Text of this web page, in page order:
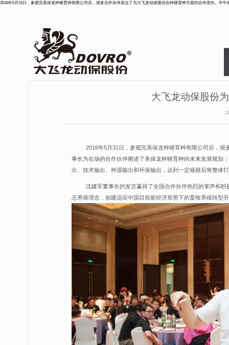
2016年5月31日，参观完美保龙种猪育种有限公司后，很多合作伙伴表达了与大飞龙动保股份在种猪育种方面的合作意向。中午
大飞龙动保股份
2016年5月31日，参观完美保龙种猪育种有限公司后，
事长为在场的合作伙伴阐述了美保龙种猪育种的未来发展规划
出、技术输出、种源输出和环保输出，达到一定规模后将整体
沈建军董事长的发言赢得了全国合作伙伴热烈的掌声和
态养殖理念，创建适应中国目前新经济形势下的畜牧养殖转型